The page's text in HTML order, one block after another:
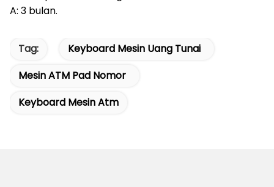
A: 3 bulan.
Tag:
Keyboard Mesin Uang Tunai
Mesin ATM Pad Nomor
Keyboard Mesin Atm